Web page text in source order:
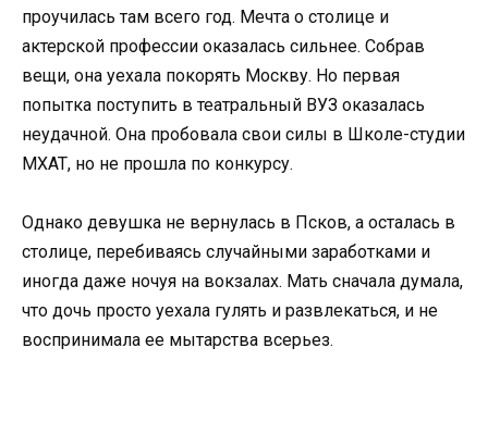
проучилась там всего год. Мечта о столице и
актерской профессии оказалась сильнее. Собрав
вещи, она уехала покорять Москву. Но первая
попытка поступить в театральный ВУЗ оказалась
неудачной. Она пробовала свои силы в Школе-студии
МХАТ, но не прошла по конкурсу.
Однако девушка не вернулась в Псков, а осталась в
столице, перебиваясь случайными заработками и
иногда даже ночуя на вокзалах. Мать сначала думала,
что дочь просто уехала гулять и развлекаться, и не
воспринимала ее мытарства всерьез.